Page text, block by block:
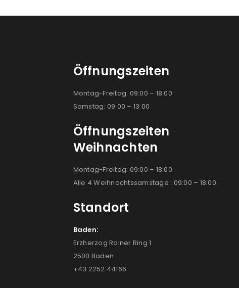
Öffnungszeiten
Montag-Freitag: 09:00 – 18:00
Samstag: 09:00 – 13:00
Öffnungszeiten
Weihnachten
Montag-Freitag: 09:00 – 18:00
Alle 4 Weihnachtssamstage : 09:00 – 18:00
Standort
Baden:
Erzherzog Rainer Ring 1
2500 Baden
+43 2252 44166